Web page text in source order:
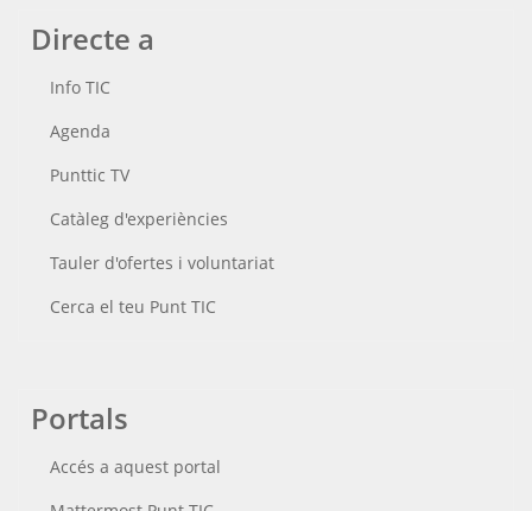
Directe a
Info TIC
Agenda
Punttic TV
Catàleg d'experiències
Tauler d'ofertes i voluntariat
Cerca el teu Punt TIC
Portals
Accés a aquest portal